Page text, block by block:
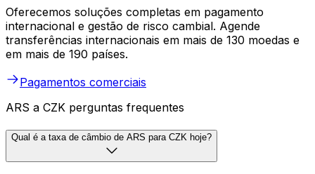
Oferecemos soluções completas em pagamento
internacional e gestão de risco cambial. Agende
transferências internacionais em mais de 130 moedas e
em mais de 190 países.
Pagamentos comerciais
ARS a CZK perguntas frequentes
Qual é a taxa de câmbio de ARS para CZK hoje?